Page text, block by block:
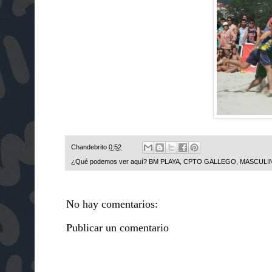
Chandebrito 0:52
¿Qué podemos ver aquí? BM PLAYA CPTO GALLEGO
No hay comentarios:
Publicar un comentario